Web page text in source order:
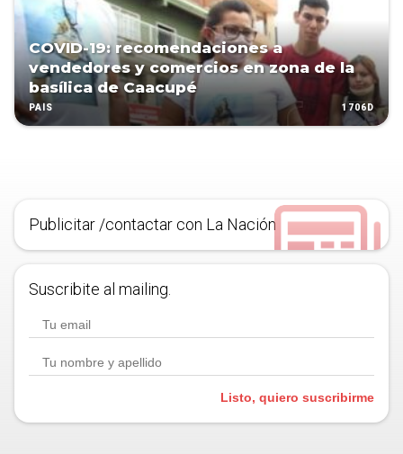
COVID-19: recomendaciones a
vendedores y comercios en zona de la
basílica de Caacupé
PAÍS 1706D
Publicitar /contactar con La Nación
Suscribite al mailing.
Listo, quiero suscribirme